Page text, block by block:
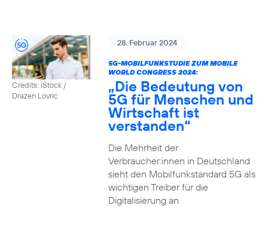
Credits: iStock /
Drazen Lovric
28. Februar 2024
5G-MOBILFUNKSTUDIE ZUM MOBILE
WORLD CONGRESS 2024:
„Die Bedeutung von
5G für Menschen und
Wirtschaft ist
verstanden“
Die Mehrheit der
Verbraucher:innen in Deutschland
sieht den Mobilfunkstandard 5G als
wichtigen Treiber für die
Digitalisierung an.